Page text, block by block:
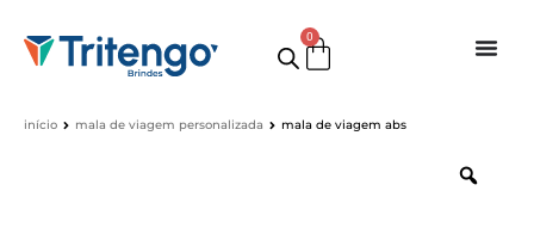
0
início mala de viagem personalizada mala de viagem abs